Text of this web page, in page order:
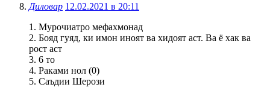
Диловар 12.02.2021 в 20:11
1. Мурочиатро мефахмонад
2. Бояд гуяд, ки имон иноят ва хидоят аст. Ва ё хак ва
рост аст
3. 6 то
4. Раками нол (0)
5. Саъдии Шерози